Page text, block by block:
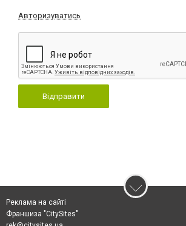
Авторизуватись
Відправити
Реклама на сайті
Франшиза "CitySites"